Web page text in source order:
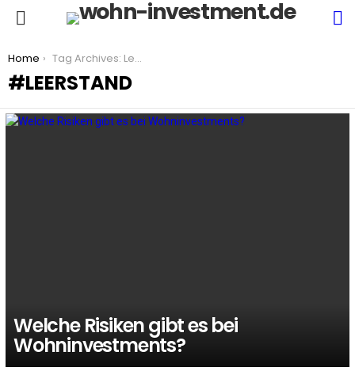
You are here:
Home Tag Archives: Leerstand
LEERSTAND
Welche Risiken gibt es bei
Wohninvestments?